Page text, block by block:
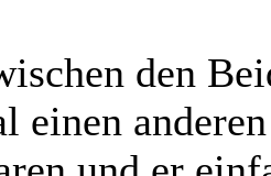
den
einen